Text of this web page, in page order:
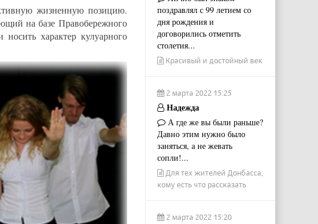
жизненную позицию.
на базе Правобережного
характер кулуарного
поздравлял с 99 летием со
дня рождения и
договорились отметить
столетия...
Красивый и достойный век
2 марта 2022 15:25
Надежда
А где же вы были раньше?
Давно этим нужно было
заняться, а не жевать
сопли!...
Для тех жителей Донбасса,
кому есть что рассказать
2 марта 2022 15:20